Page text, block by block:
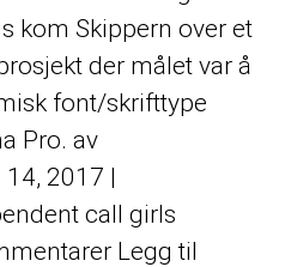
kom Skippern over et
der målet var å
font/skrifttype
Pro. av
2017 |
call girls
Legg til